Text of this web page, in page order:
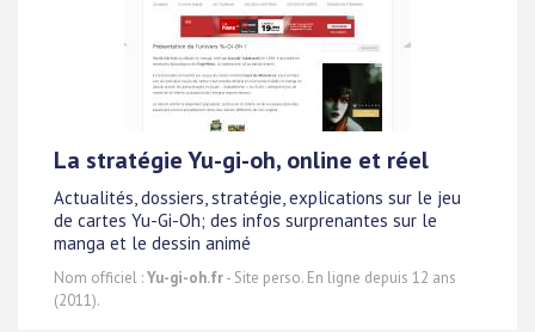
La stratégie Yu-gi-oh, online et réel
Actualités, dossiers, stratégie, explications sur le jeu
de cartes Yu-Gi-Oh; des infos surprenantes sur le
manga et le dessin animé
Nom officiel :Yu-gi-oh.fr- Site perso. En ligne depuis 12 ans
(2011).